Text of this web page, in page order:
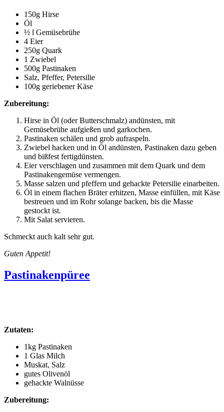
150g Hirse
Öl
½ l Gemüsebrühe
4 Eier
250g Quark
1 Zwiebel
500g Pastinaken
Salz, Pfeffer, Petersilie
100g geriebener Käse
Zubereitung:
Hirse in Öl (oder Butterschmalz) andünsten, mit
Gemüsebrühe aufgießen und garkochen.
Pastinaken schälen und grob aufraspeln.
Zwiebel hacken und in Öl andünsten, Pastinaken dazu geben
und bißfest fertigdünsten.
Eier verschlagen und zusammen mit dem Quark und dem
Pastinakengemüse vermengen.
Masse salzen und pfeffern und gehackte Petersilie einarbeiten.
Öl in einem flachen Bräter erhitzen, Masse einfüllen, mit Käse
bestreuen und im Rohr solange backen, bis die Masse
gestockt ist.
Mit Salat servieren.
Schmeckt auch kalt sehr gut.
Guten Appetit!
Pastinakenpüree
Zutaten:
1kg Pastinaken
1 Glas Milch
Muskat, Salz
gutes Olivenöl
gehackte Walnüsse
Zubereitung: